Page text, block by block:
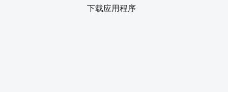
下载应用程序